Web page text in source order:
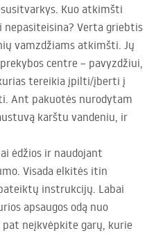
Kuo atkimšti
nepasiteisina? Verta griebtis
vamzdžiams atkimšti. Jų
centre – pavyzdžiui,
tereikia įpilti/įberti į
Ant pakuotės nurodytam
karštu vandeniu, ir
ėdžios ir naudojant
Visada elkitės itin
instrukcijų. Labai
apsaugos odą nuo
neįkvėpkite garų, kurie